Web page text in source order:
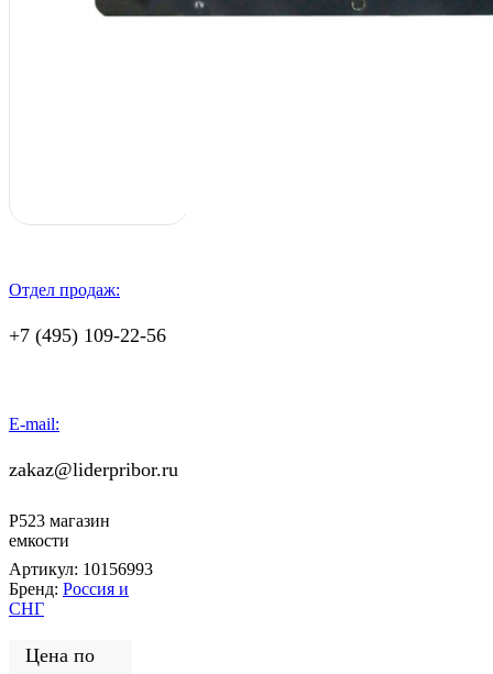
Отдел продаж:
+7 (495) 109-22-56
E-mail:
zakaz@liderpribor.ru
Р523 магазин
емкости
Артикул: 10156993
Бренд: Россия и
СНГ
Цена по